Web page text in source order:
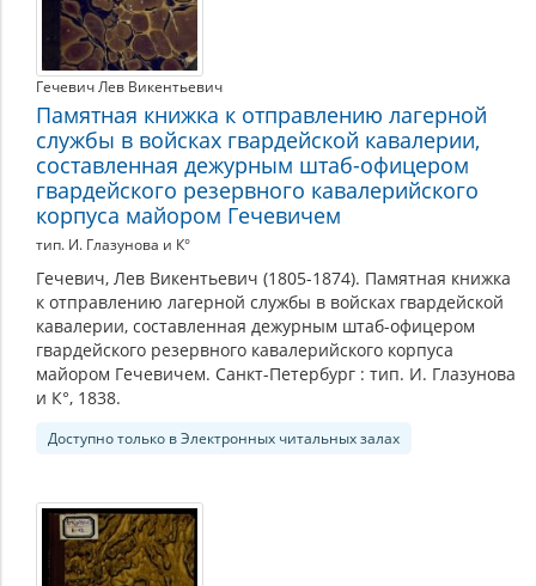
Гечевич Лев Викентьевич
Памятная книжка к отправлению лагерной
службы в войсках гвардейской кавалерии,
составленная дежурным штаб-офицером
гвардейского резервного кавалерийского
корпуса майором Гечевичем
тип. И. Глазунова и К°
Гечевич, Лев Викентьевич (1805-1874). Памятная книжка
к отправлению лагерной службы в войсках гвардейской
кавалерии, составленная дежурным штаб-офицером
гвардейского резервного кавалерийского корпуса
майором Гечевичем. Санкт-Петербург : тип. И. Глазунова
и К°, 1838.
Доступно только в Электронных читальных залах